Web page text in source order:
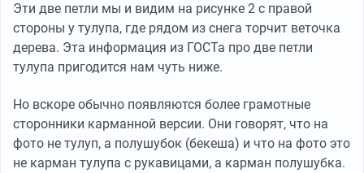
Эти две петли мы и видим на рисунке 2 с правой
стороны у тулупа, где рядом из снега торчит веточка
дерева. Эта информация из ГОСТа про две петли
тулупа пригодится нам чуть ниже.
Но вскоре обычно появляются более грамотные
сторонники карманной версии. Они говорят, что на
фото не тулуп, а полушубок (бекеша) и что на фото это
не карман тулупа с рукавицами, а карман полушубка.